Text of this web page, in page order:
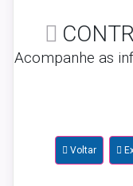
Acompanhe as
Voltar